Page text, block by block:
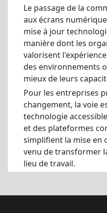
Le passage de la
aux écrans
mise à jour
manière dont les
valorisent
des environnements
mieux de leurs
Pour les entreprises
changement, la voie
technologie
et des plateformes
simplifient la mise en
venu de transformer
lieu de travail.